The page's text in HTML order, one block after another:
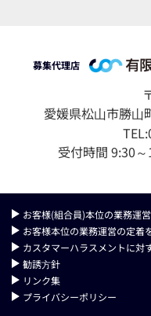
募集代理店
愛媛県松⼭市勝⼭
受付時間 9:30～
お客様(組合員)本位の業務運
お客様本位の業務運営の定着
カスタマーハラスメントに対
勧誘⽅針
リンク集
プライバシーポリシー